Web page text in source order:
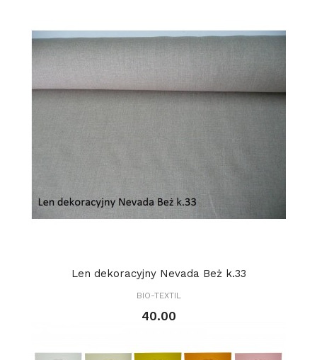
Len dekoracyjny Nevada Beż k.33
BIO-TEXTIL
40.00